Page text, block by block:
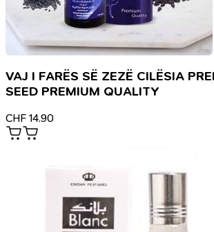
VAJ I FARËS SË ZEZË CILËSIA
SEED PREMIUM QUALITY
CHF 14.90